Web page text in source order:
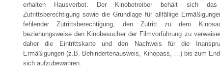
erhalten Hausverbot. Der Kinobetreiber behält sich
Zutrittsberechtigung sowie die Grundlage für allfällige
fehlender Zutrittsberechtigung, den Zutritt zu dem
beziehungsweise den Kinobesucher der Filmvorführung zu
daher die Eintrittskarte und den Nachweis für die
Ermäßigungen (z.B. Behindertenausweis, Kinopass, …) bis zum
sich aufzubewahren.